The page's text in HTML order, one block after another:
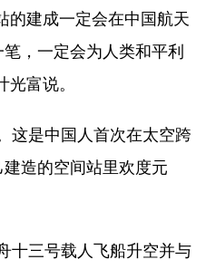
青海 宁夏
黑龙江
Français عربى
建成一定会在中国航天
，一定会为人类和平利
富说。
是中国人首次在太空跨
造的空间站里欢度元
三号载人飞船升空并与